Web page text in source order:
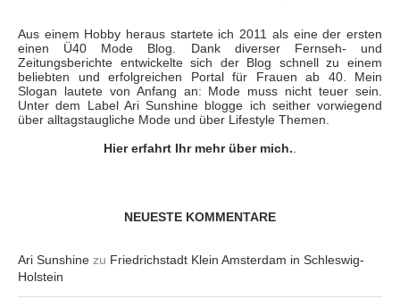
Aus einem Hobby heraus startete ich 2011 als eine der ersten
einen Ü40 Mode Blog. Dank diverser Fernseh- und
Zeitungsberichte entwickelte sich der Blog schnell zu einem
beliebten und erfolgreichen Portal für Frauen ab 40. Mein
Slogan lautete von Anfang an: Mode muss nicht teuer sein.
Unter dem Label Ari Sunshine blogge ich seither vorwiegend
über alltagstaugliche Mode und über Lifestyle Themen.
Hier erfahrt Ihr mehr über mich..
NEUESTE KOMMENTARE
Ari Sunshine zu Friedrichstadt Klein Amsterdam in Schleswig-
Holstein